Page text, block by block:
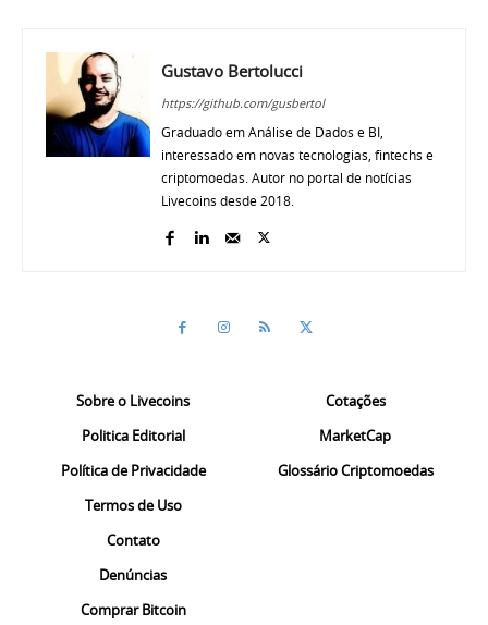
Gustavo Bertolucci
https://github.com/gusbertol
Graduado em Análise de Dados e BI,
interessado em novas tecnologias, fintechs e
criptomoedas. Autor no portal de notícias
Livecoins desde 2018.
Sobre o Livecoins
Politica Editorial
Política de Privacidade
Termos de Uso
Contato
Denúncias
Comprar Bitcoin
Cotações
MarketCap
Glossário Criptomoedas